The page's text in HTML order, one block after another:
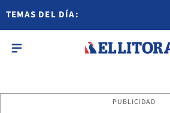
TEMAS DEL DÍA:
PUBLICIDAD